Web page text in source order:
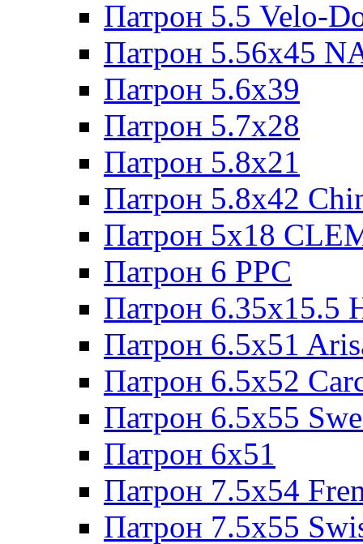
Патрон 5.5 Velo-
Патрон 5.56х45
Патрон 5.6х39
Патрон 5.7x28
Патрон 5.8x21
Патрон 5.8x42
Патрон 5x18
Патрон 6 PPC
Патрон 6.35x15.5
Патрон 6.5x51
Патрон 6.5x52
Патрон 6.5x55
Патрон 6x51
Патрон 7.5x54
Патрон 7.5x55